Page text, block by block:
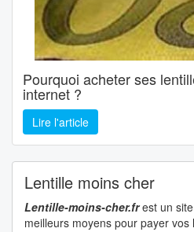
Pourquoi acheter ses
internet ?
Lire l'article
Lentille moins cher
Lentille-moins-cher.frest un
meilleurs moyens pour payer vos